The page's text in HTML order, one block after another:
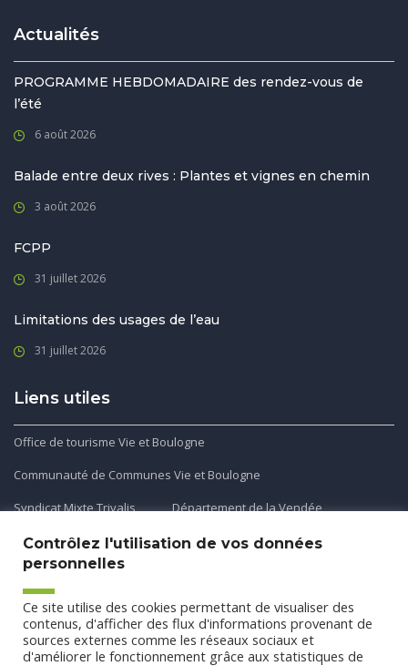
Actualités
PROGRAMME HEBDOMADAIRE des rendez-vous de
l’été
6 août 2026
Balade entre deux rives : Plantes et vignes en chemin
3 août 2026
FCPP
31 juillet 2026
Limitations des usages de l’eau
31 juillet 2026
Liens utiles
Office de tourisme Vie et Boulogne
Communauté de Communes Vie et Boulogne
Syndicat Mixte Trivalis
Département de la Vendée
Application mobile
Découvrez et téléchargez l'application gratuite mobile Ma
Commune et Moi pour recevoir les alertes et les actualités
Contrôlez l'utilisation de vos données
personnelles
Ce site utilise des cookies permettant de visualiser des
contenus, d'afficher des flux d'informations provenant de
sources externes comme les réseaux sociaux et
d'améliorer le fonctionnement grâce aux statistiques de